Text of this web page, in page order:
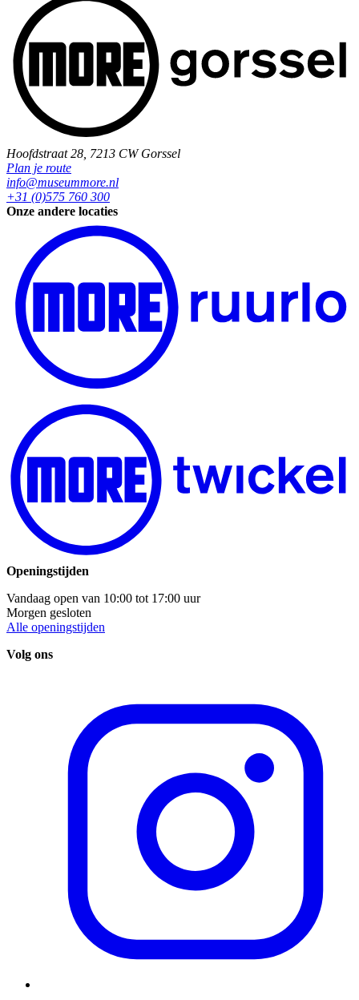
Hoofdstraat 28, 7213 CW Gorssel
Plan je route
info@museummore.nl
+31 (0)575 760 300
Onze andere locaties
Openingstijden
Vandaag open van 10:00 tot 17:00 uur
Morgen gesloten
Alle openingstijden
Volg ons